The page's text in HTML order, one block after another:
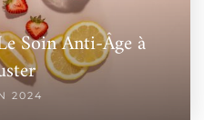
Soin Anti-Âge à
2024